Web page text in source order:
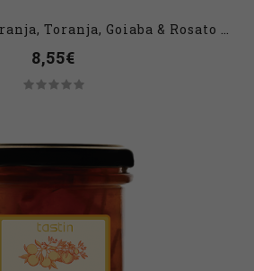
Marmalade de Laranja, Toranja, Goiaba & Rosato - 250 grs
8,55€